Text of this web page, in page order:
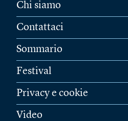
Chi siamo
Contattaci
Sommario
Festival
Privacy e cookie
Video